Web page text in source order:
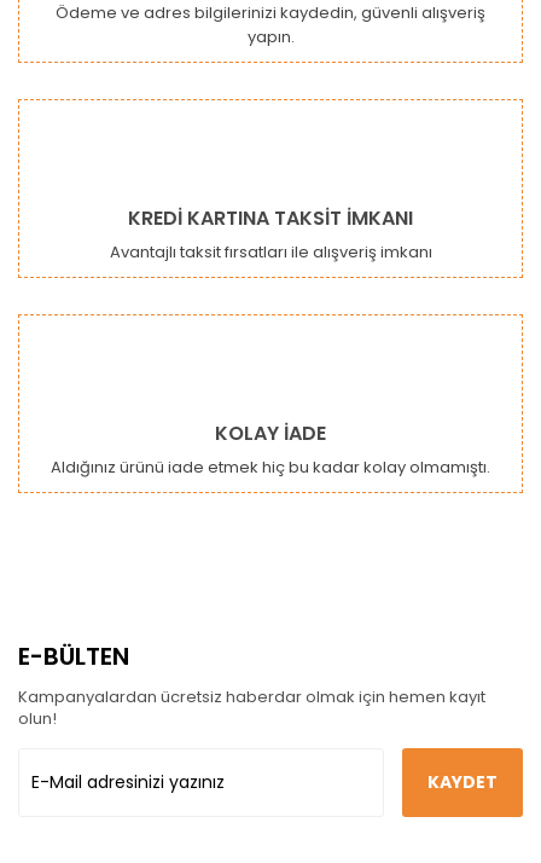
Ödeme ve adres bilgilerinizi kaydedin, güvenli alışveriş
yapın.
KREDİ KARTINA TAKSİT İMKANI
Avantajlı taksit fırsatları ile alışveriş imkanı
KOLAY İADE
Aldığınız ürünü iade etmek hiç bu kadar kolay olmamıştı.
E-BÜLTEN
Kampanyalardan ücretsiz haberdar olmak için hemen kayıt
olun!
KAYDET